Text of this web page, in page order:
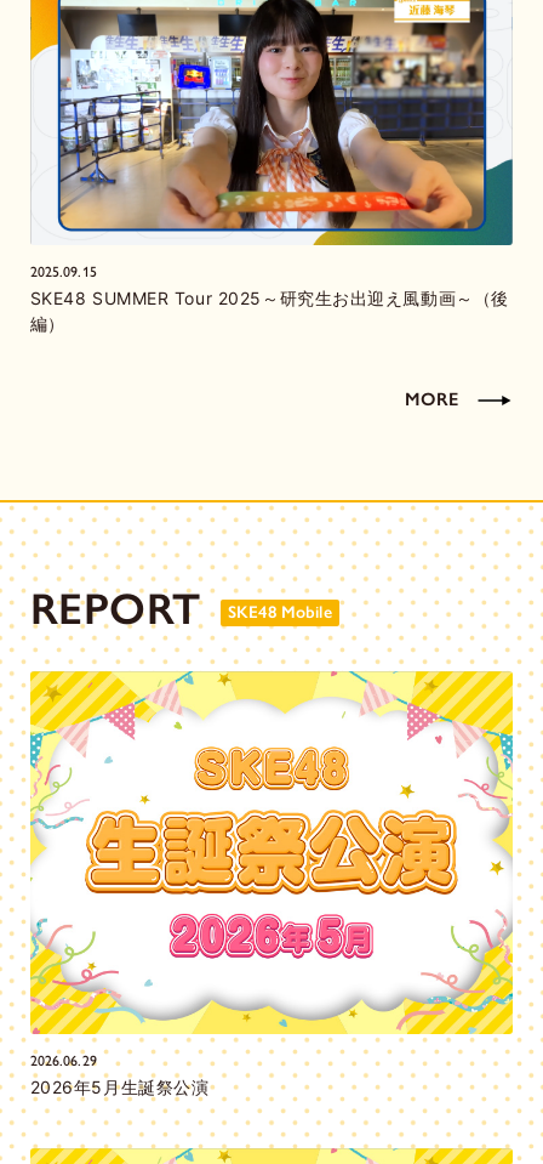
2025.09.15
SKE48 SUMMER Tour 2025～研究生お出迎え風動画～（後
編）
MORE
REPORT SKE48 Mobile
2026.06.29
2026年5月生誕祭公演